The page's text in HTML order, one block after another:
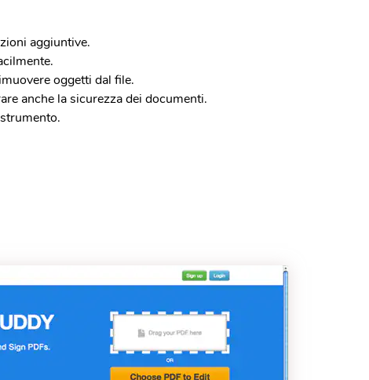
aggiuntive.
oggetti dal file.
anche la sicurezza dei documenti.